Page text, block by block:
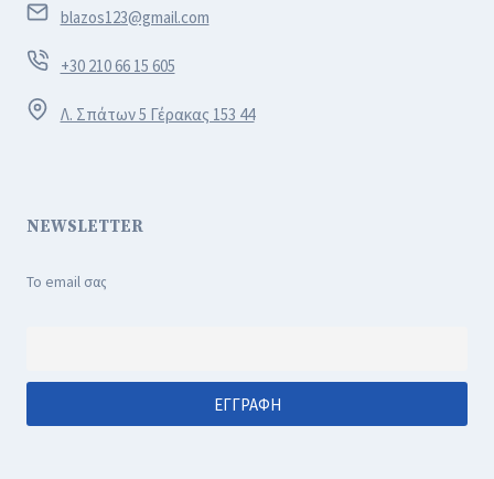
blazos123@gmail.com
+30 210 66 15 605
Λ. Σπάτων 5 Γέρακας 153 44
NEWSLETTER
Το email σας